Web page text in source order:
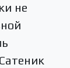
не